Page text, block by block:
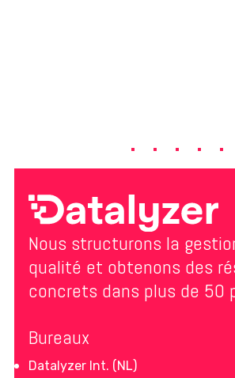
Nous structurons la
qualité et obtenons des
concrets dans plus de 50
Bureaux
Datalyzer Int. (NL)